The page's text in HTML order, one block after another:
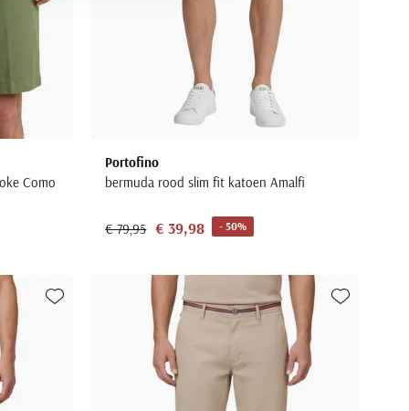
Como
Portofino
bermuda rood slim fit katoen Amalfi
€ 79,95 € 39,98 - 50%
Toevoegen aan favorieten